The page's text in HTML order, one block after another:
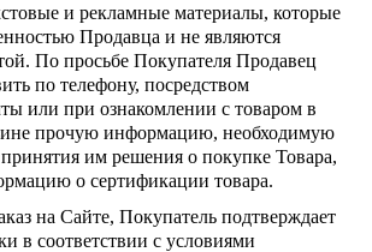
и рекламные материалы, которые
Продавца и не являются
По просьбе Покупателя Продавец
по телефону, посредством
или при ознакомлении с товаром в
прочую информацию, необходимую
им решения о покупке Товара,
о сертификации товара.
на Сайте, Покупатель подтверждает
в соответствии с условиями